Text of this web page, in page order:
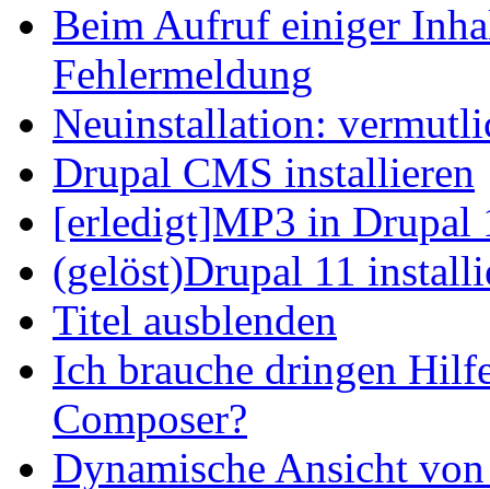
Beim Aufruf einiger
Fehlermeldung
Neuinstallation:
Drupal CMS installieren
[erledigt]MP3 in Drupal
(gelöst)Drupal 11
Titel ausblenden
Ich brauche dringen
Composer?
Dynamische Ansicht